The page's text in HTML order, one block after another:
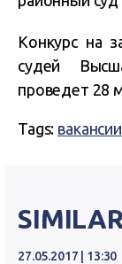
Конкурс на
судей
проведет 28
Tags: вакансии
27.05.2017 | 13:30